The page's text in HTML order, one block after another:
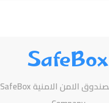
SafeBox
شركة الصندوق الامن الامنية SafeBox